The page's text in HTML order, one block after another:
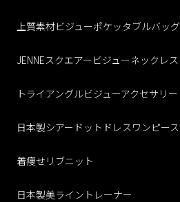
上質素材ビジューポケッタブルバッグ
JENNEスクエアービジューネックレス
トライアングルビジューアクセサリー
日本製シアードットドレスワンピース
着痩せリブニット
日本製美ライントレーナー